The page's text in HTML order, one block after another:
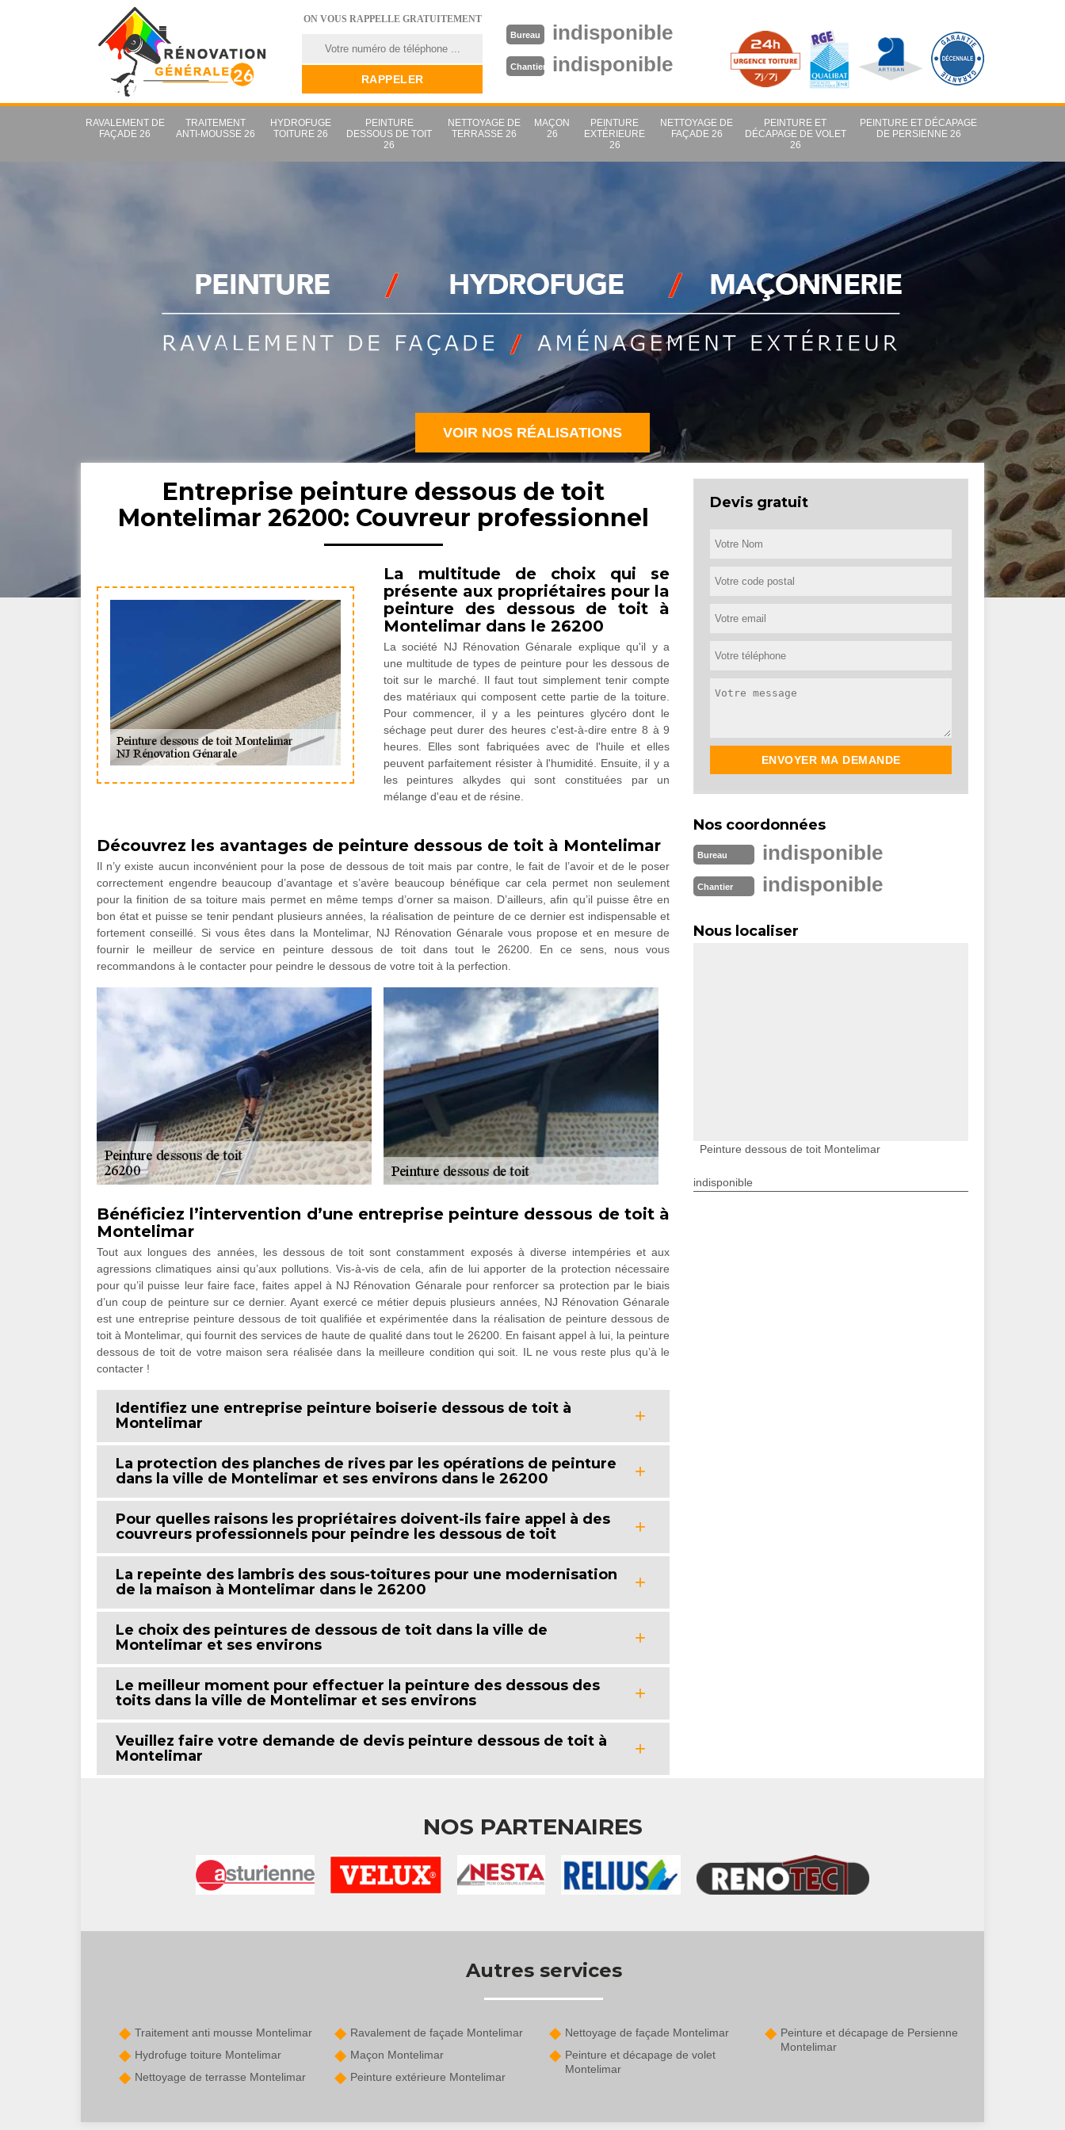
ON VOUS RAPPELLE GRATUITEMENT
Bureau indisponible
Chantier indisponible
RAVALEMENT DE
FAÇADE 26
TRAITEMENT
ANTI-MOUSSE 26
HYDROFUGE
TOITURE 26
PEINTURE
DESSOUS DE TOIT
26
NETTOYAGE DE
TERRASSE 26
MAÇON
26
PEINTURE
EXTÉRIEURE
26
NETTOYAGE DE
FAÇADE 26
PEINTURE ET
DÉCAPAGE DE VOLET
26
PEINTURE ET DÉCAPAGE
DE PERSIENNE 26
VOIR NOS RÉALISATIONS
Entreprise peinture dessous de toit
Montelimar 26200: Couvreur professionnel
La multitude de choix qui se
présente aux propriétaires pour la
peinture des dessous de toit à
Montelimar dans le 26200
La société NJ Rénovation Génarale explique qu'il y a
une multitude de types de peinture pour les dessous de
toit sur le marché. Il faut tout simplement tenir compte
des matériaux qui composent cette partie de la toiture.
Pour commencer, il y a les peintures glycéro dont le
séchage peut durer des heures c'est-à-dire entre 8 à 9
heures. Elles sont fabriquées avec de l'huile et elles
peuvent parfaitement résister à l'humidité. Ensuite, il y a
les peintures alkydes qui sont constituées par un
mélange d'eau et de résine.
Découvrez les avantages de peinture dessous de toit à Montelimar
Il n’y existe aucun inconvénient pour la pose de dessous de toit mais par contre, le fait de l’avoir et de le poser
correctement engendre beaucoup d’avantage et s’avère beaucoup bénéfique car cela permet non seulement
pour la finition de sa toiture mais permet en même temps d’orner sa maison. D’ailleurs, afin qu’il puisse être en
bon état et puisse se tenir pendant plusieurs années, la réalisation de peinture de ce dernier est indispensable et
fortement conseillé. Si vous êtes dans la Montelimar, NJ Rénovation Génarale vous propose et en mesure de
fournir le meilleur de service en peinture dessous de toit dans tout le 26200. En ce sens, nous vous
recommandons à le contacter pour peindre le dessous de votre toit à la perfection.
Bénéficiez l’intervention d’une entreprise peinture dessous de toit à
Montelimar
Tout aux longues des années, les dessous de toit sont constamment exposés à diverse intempéries et aux
agressions climatiques ainsi qu’aux pollutions. Vis-à-vis de cela, afin de lui apporter de la protection nécessaire
pour qu’il puisse leur faire face, faites appel à NJ Rénovation Génarale pour renforcer sa protection par le biais
d’un coup de peinture sur ce dernier. Ayant exercé ce métier depuis plusieurs années, NJ Rénovation Génarale
est une entreprise peinture dessous de toit qualifiée et expérimentée dans la réalisation de peinture dessous de
toit à Montelimar, qui fournit des services de haute de qualité dans tout le 26200. En faisant appel à lui, la peinture
dessous de toit de votre maison sera réalisée dans la meilleure condition qui soit. IL ne vous reste plus qu’à le
contacter !
Identifiez une entreprise peinture boiserie dessous de toit à
Montelimar
La protection des planches de rives par les opérations de peinture
dans la ville de Montelimar et ses environs dans le 26200
Pour quelles raisons les propriétaires doivent-ils faire appel à des
couvreurs professionnels pour peindre les dessous de toit
La repeinte des lambris des sous-toitures pour une modernisation
de la maison à Montelimar dans le 26200
Le choix des peintures de dessous de toit dans la ville de
Montelimar et ses environs
Le meilleur moment pour effectuer la peinture des dessous des
toits dans la ville de Montelimar et ses environs
Veuillez faire votre demande de devis peinture dessous de toit à
Montelimar
Devis gratuit
Nos coordonnées
Bureau indisponible
Chantier indisponible
Nous localiser
Peinture dessous de toit Montelimar
indisponible
NOS PARTENAIRES
Autres services
Traitement anti mousse Montelimar
Hydrofuge toiture Montelimar
Nettoyage de terrasse Montelimar
Ravalement de façade Montelimar
Maçon Montelimar
Peinture extérieure Montelimar
Nettoyage de façade Montelimar
Peinture et décapage de volet
Montelimar
Peinture et décapage de Persienne
Montelimar